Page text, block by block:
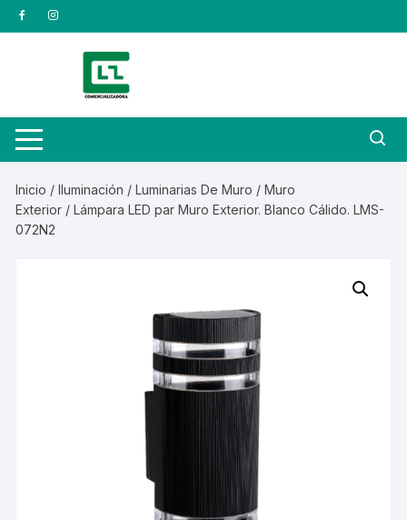
Saltar
al
Inicio /Iluminación /Luminarias De Muro /Muro
Exterior / Lámpara LED par Muro Exterior. Blanco Cálido. LMS-
072N2